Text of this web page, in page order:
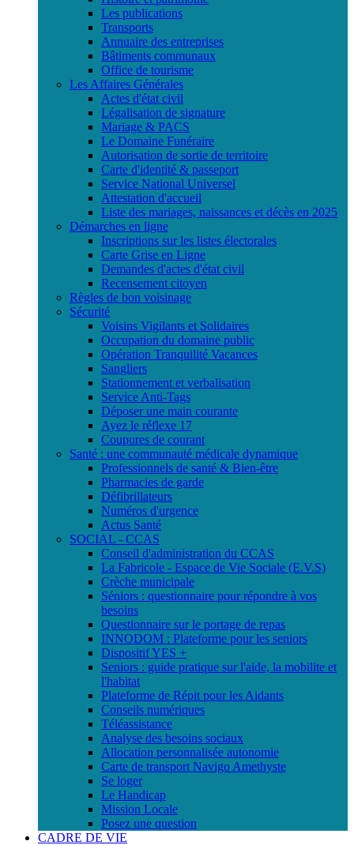
Les publications
Transports
Annuaire des entreprises
Bâtiments communaux
Office de tourisme
Les Affaires Générales
Actes d'état civil
Légalisation de signature
Mariage & PACS
Le Domaine Funéraire
Autorisation de sortie de territoire
Carte d'identité & passeport
Service National Universel
Attestation d'accueil
Liste des mariages, naissances et décès en 2025
Démarches en ligne
Inscriptions sur les listes électorales
Carte Grise en Ligne
Demandes d'actes d'état civil
Recensement citoyen
Règles de bon voisinage
Sécurité
Voisins Vigilants et Solidaires
Occupation du domaine public
Opération Tranquilité Vacances
Sangliers
Stationnement et verbalisation
Service Anti-Tags
Déposer une main courante
Ayez le réflexe 17
Coupures de courant
Santé : une communauté médicale dynamique
Professionnels de santé & Bien-être
Pharmacies de garde
Défibrillateurs
Numéros d'urgence
Actus Santé
SOCIAL - CCAS
Conseil d'administration du CCAS
La Fabricole - Espace de Vie Sociale (E.V.S)
Crèche municipale
Séniors : questionnaire pour répondre à vos
besoins
Questionnaire sur le portage de repas
INNODOM : Plateforme pour les seniors
Dispositif YES +
Seniors : guide pratique sur l'aide, la mobilite et
l'habitat
Plateforme de Répit pour les Aidants
Conseils numériques
Téléassistance
Analyse des besoins sociaux
Allocation personnalisée autonomie
Carte de transport Navigo Amethyste
Se loger
Le Handicap
Mission Locale
Posez une question
CADRE DE VIE